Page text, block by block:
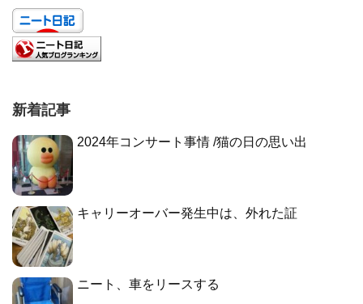
新着記事
2024年コンサート事情 /猫の日の思い出
キャリーオーバー発生中は、外れた証
ニート、車をリースする